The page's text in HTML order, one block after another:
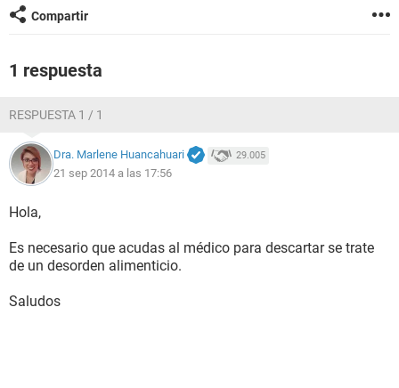
Compartir
1 respuesta
RESPUESTA 1 / 1
Dra. Marlene Huancahuari 29.005
21 sep 2014 a las 17:56
Hola,
Es necesario que acudas al médico para descartar se trate
de un desorden alimenticio.
Saludos